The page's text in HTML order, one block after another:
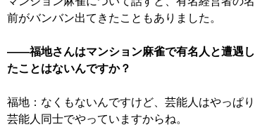
前がバンバン出てきたこともありました。
——福地さんはマンション麻雀で有名人と遭遇し
たことはないんですか？
福地：なくもないんですけど、芸能人はやっぱり
芸能人同士でやっていますからね。